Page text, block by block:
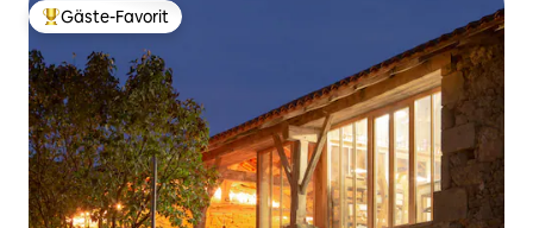
Beliebter Gäste-Favorit.
Gäste-Favorit